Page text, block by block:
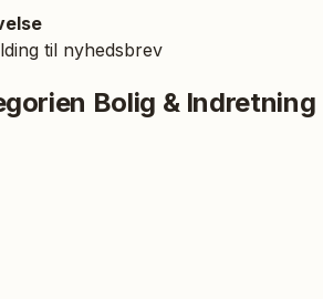
til nyhedsbrev
Bolig & Indretning